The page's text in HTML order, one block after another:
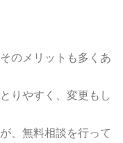
のメリットも多くあ
りやすく、変更もし
、無料相談を行って